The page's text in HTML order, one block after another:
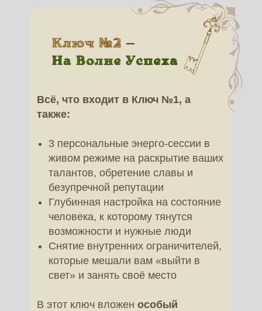
Всё, что входит в Ключ №1, а
также:
3 персональные энерго-сессии в
живом режиме на раскрытие ваших
талантов, обретение славы и
безупречной репутации
Глубинная настройка на состояние
человека, к которому тянутся
возможности и нужные люди
Снятие внутренних ограничителей,
которые мешали вам «выйти в
свет» и занять своё место
В этот ключ вложен особый